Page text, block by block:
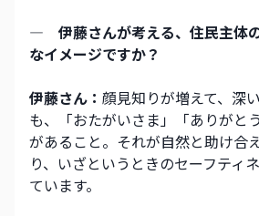
―　伊藤さんが考える、住民主体
なイメージですか？
伊藤さん： 顔見知りが増えて、深
も、「おたがいさま」「ありがと
があること。それが自然と助け合
り、いざというときのセーフティ
ています。